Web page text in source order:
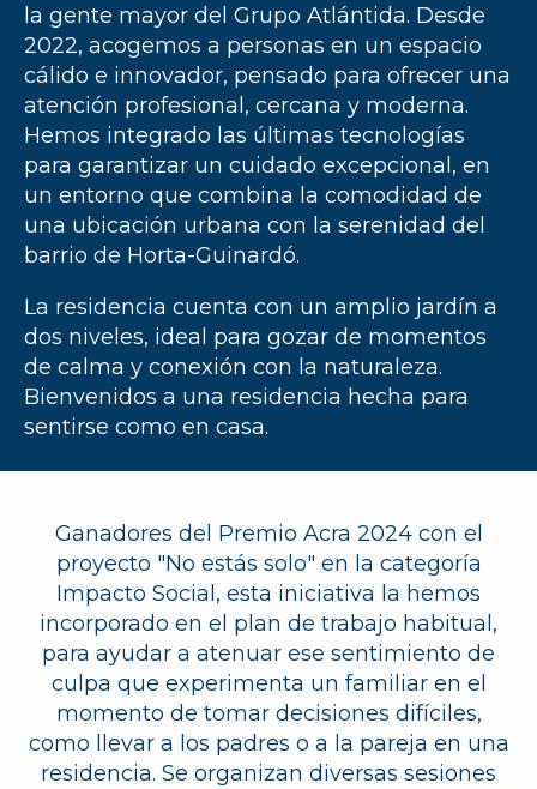
la gente mayor del Grupo Atlántida. Desde
2022, acogemos a personas en un espacio
cálido e innovador, pensado para ofrecer una
atención profesional, cercana y moderna.
Hemos integrado las últimas tecnologías
para garantizar un cuidado excepcional, en
un entorno que combina la comodidad de
una ubicación urbana con la serenidad del
barrio de Horta-Guinardó.
La residencia cuenta con un amplio jardín a
dos niveles, ideal para gozar de momentos
de calma y conexión con la naturaleza.
Bienvenidos a una residencia hecha para
sentirse como en casa.
Ganadores del Premio Acra 2024 con el
proyecto "No estás solo" en la categoría
Impacto Social, esta iniciativa la hemos
incorporado en el plan de trabajo habitual,
para ayudar a atenuar ese sentimiento de
culpa que experimenta un familiar en el
momento de tomar decisiones difíciles,
como llevar a los padres o a la pareja en una
residencia. Se organizan diversas sesiones